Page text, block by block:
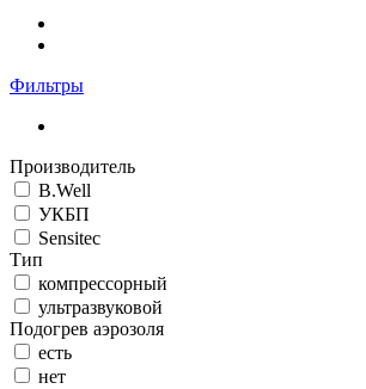
Фильтры
Производитель
B.Well
УКБП
Sensitec
Тип
компрессорный
ультразвуковой
Подогрев аэрозоля
есть
нет